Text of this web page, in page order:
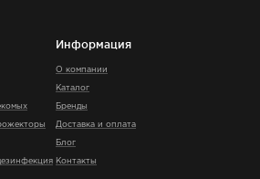
Информация
О компании
Каталог
Бренды
Доставка и оплата
Блог
Контакты